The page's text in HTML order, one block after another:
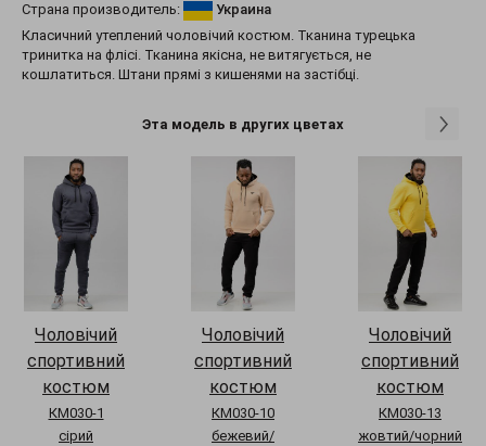
Страна производитель:
Украина
Класичний утеплений чоловічий костюм. Тканина турецька
тринитка на флісі. Тканина якісна, не витягується, не
кошлатиться. Штани прямі з кишенями на застібці.
Эта модель в других цветах
Чоловічий
спортивний
костюм
КМ030-1
сірий
Чоловічий
спортивний
костюм
КМ030-10
бежевий/
Чоловічий
спортивний
костюм
КМ030-13
жовтий/чорний